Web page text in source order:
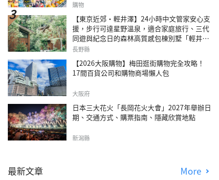
購物
【東京近郊・輕井澤】24小時中文管家安心支
援，步行可達星野溫泉，適合家庭旅行、三代
同遊與紀念日的森林高質感包棟別墅「輕井澤
森四季VILLA」
長野縣
【2026大阪購物】梅田逛街購物完全攻略！
17間百貨公司和購物商場懶人包
大阪府
日本三大花火「長岡花火大會」2027年舉辦日
期、交通方式、購票指南、隱藏欣賞地點
新潟縣
最新文章 More